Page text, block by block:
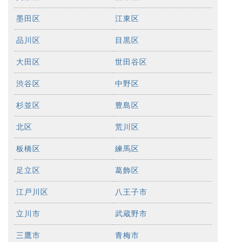
墨田区 江東区
品川区 目黒区
大田区 世田谷区
渋谷区 中野区
杉並区 豊島区
北区 荒川区
板橋区 練馬区
足立区 葛飾区
江戸川区 八王子市
立川市 武蔵野市
三鷹市 青梅市